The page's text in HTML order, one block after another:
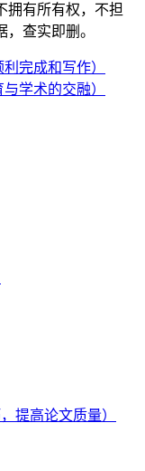
拥有所有权，不担
查实即删。
完成和写作）
学术的交融）
提高论文质量）